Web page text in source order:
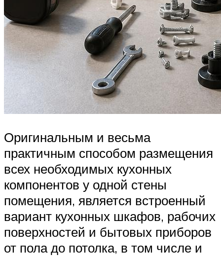
Оригинальным и весьма
практичным способом размещения
всех необходимых кухонных
компонентов у одной стены
помещения, является встроенный
вариант кухонных шкафов, рабочих
поверхностей и бытовых приборов
от пола до потолка, в том числе и